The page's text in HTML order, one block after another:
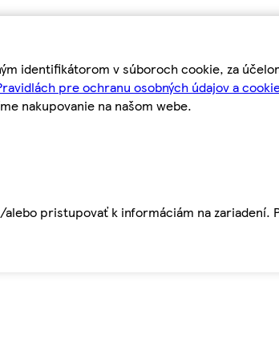
identifikátorom v súboroch cookie, za
pre ochranu osobných údajov a
nakupovanie na našom webe.
pristupovať k informáciám na zariadení.